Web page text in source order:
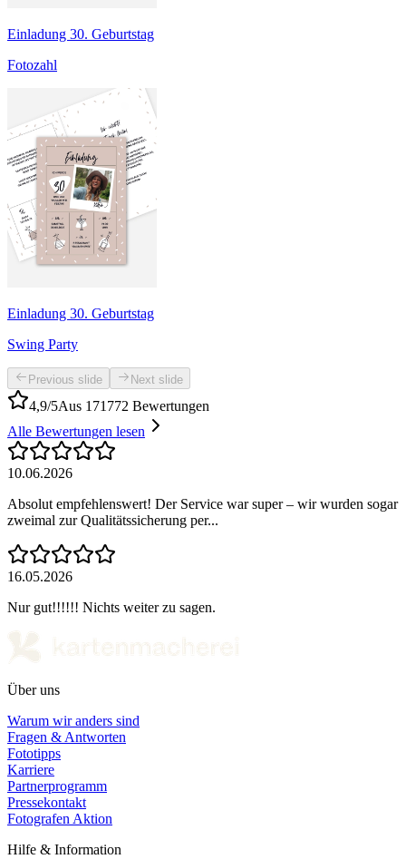
Einladung 30. Geburtstag
Fotozahl
Einladung 30. Geburtstag
Swing Party
Previous slide Next slide
4,9/5Aus 171772 Bewertungen
Alle Bewertungen lesen
10.06.2026
Absolut empfehlenswert! Der Service war super – wir wurden sogar
zweimal zur Qualitätssicherung per...
16.05.2026
Nur gut!!!!!! Nichts weiter zu sagen.
Über uns
Warum wir anders sind
Fragen & Antworten
Fototipps
Karriere
Partnerprogramm
Pressekontakt
Fotografen Aktion
Hilfe & Information